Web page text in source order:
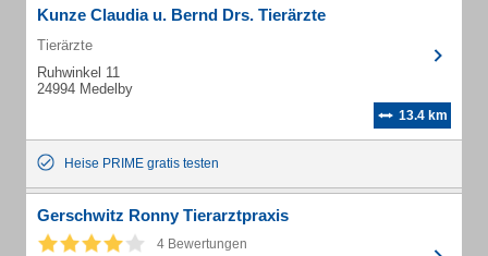
Kunze Claudia u. Bernd Drs. Tierärzte
Tierärzte
Ruhwinkel 11
24994 Medelby
13.4 km
Heise PRIME gratis testen
Gerschwitz Ronny Tierarztpraxis
4 Bewertungen